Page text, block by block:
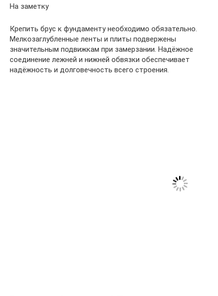
На заметку
Крепить брус к фундаменту необходимо обязательно.
Мелкозаглубленные ленты и плиты подвержены
значительным подвижкам при замерзании. Надёжное
соединение лежней и нижней обвязки обеспечивает
надёжность и долговечность всего строения.